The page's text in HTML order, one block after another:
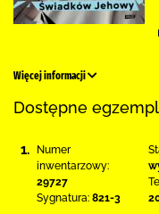
Więcej informacji
Dostępne
1.
Numer
inwentarzowy:
29727
Sygnatura: 821-3